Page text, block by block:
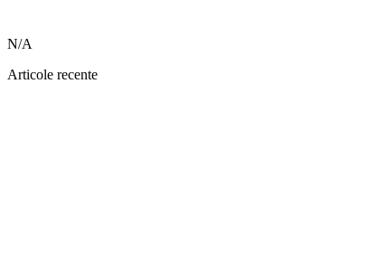
N/A
Articole recente